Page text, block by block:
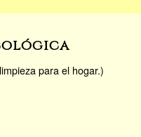
para el hogar.)